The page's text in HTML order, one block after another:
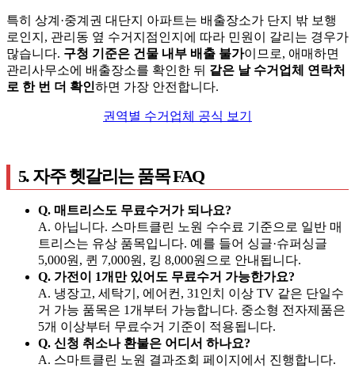
특히 상계·중계권 대단지 아파트는 배출장소가 단지 밖 보행
로인지, 관리동 옆 수거지점인지에 따라 민원이 갈리는 경우가
많습니다. 구청 기준은 건물 내부 배출 불가이므로, 애매하면
관리사무소에 배출장소를 확인한 뒤 같은 날 수거업체 연락처
로 한 번 더 확인하면 가장 안전합니다.
권역별 수거업체 공식 보기
5. 자주 헷갈리는 품목 FAQ
Q. 매트리스도 무료수거가 되나요?
A. 아닙니다. 스마트클린 노원 수수료 기준으로 일반 매
트리스는 유상 품목입니다. 예를 들어 싱글·슈퍼싱글
5,000원, 퀸 7,000원, 킹 8,000원으로 안내됩니다.
Q. 가전이 1개만 있어도 무료수거 가능한가요?
A. 냉장고, 세탁기, 에어컨, 31인치 이상 TV 같은 단일수
거 가능 품목은 1개부터 가능합니다. 중소형 전자제품은
5개 이상부터 무료수거 기준이 적용됩니다.
Q. 신청 취소나 환불은 어디서 하나요?
A. 스마트클린 노원 결과조회 페이지에서 진행합니다.